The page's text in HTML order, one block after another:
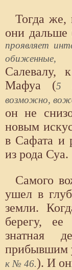
Тогда же,
они дальше
проявляет
обиженные,
Салевалу,
Мафуа (5
возможно,
он не
новым
в Сафата и
из рода Суа.
Самого
ушел в
земли.
берегу,
знатная
прибывшим
к № 46.). И